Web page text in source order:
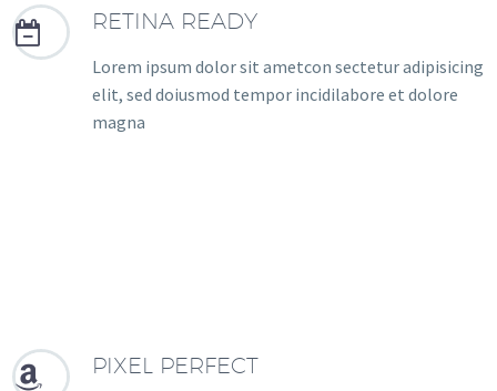

 RETINA READY
Lorem ipsum dolor sit ametcon sectetur adipisicing
elit, sed doiusmod tempor incidilabore et dolore
magna

 PIXEL PERFECT